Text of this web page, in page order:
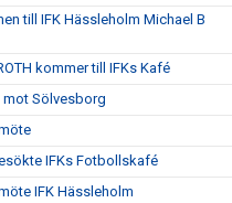
till IFK Hässleholm Michael B
kommer till IFKs Kafé
Sölvesborg
IFKs Fotbollskafé
IFK Hässleholm